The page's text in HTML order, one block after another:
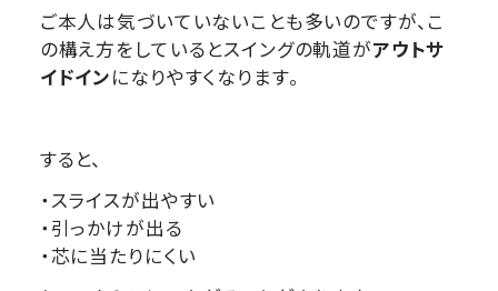
ご本人は気づいていないことも多いのですが、こ
の構え方をしているとスイングの軌道がアウトサ
イドインになりやすくなります。
すると、
・スライスが出やすい
・引っかけが出る
・芯に当たりにくい